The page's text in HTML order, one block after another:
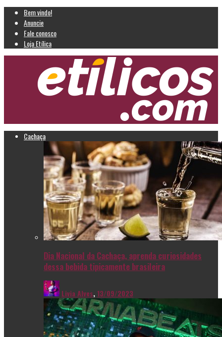
Bem vindo!
Anuncie
Fale conosco
Loja Etílica
Cachaça
Dia Nacional da Cachaça, aprenda curiosidades
dessa bebida tipicamente brasileira
Livia Alves,13/09/2023